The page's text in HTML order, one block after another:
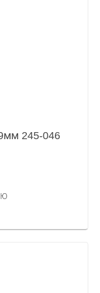
245-046